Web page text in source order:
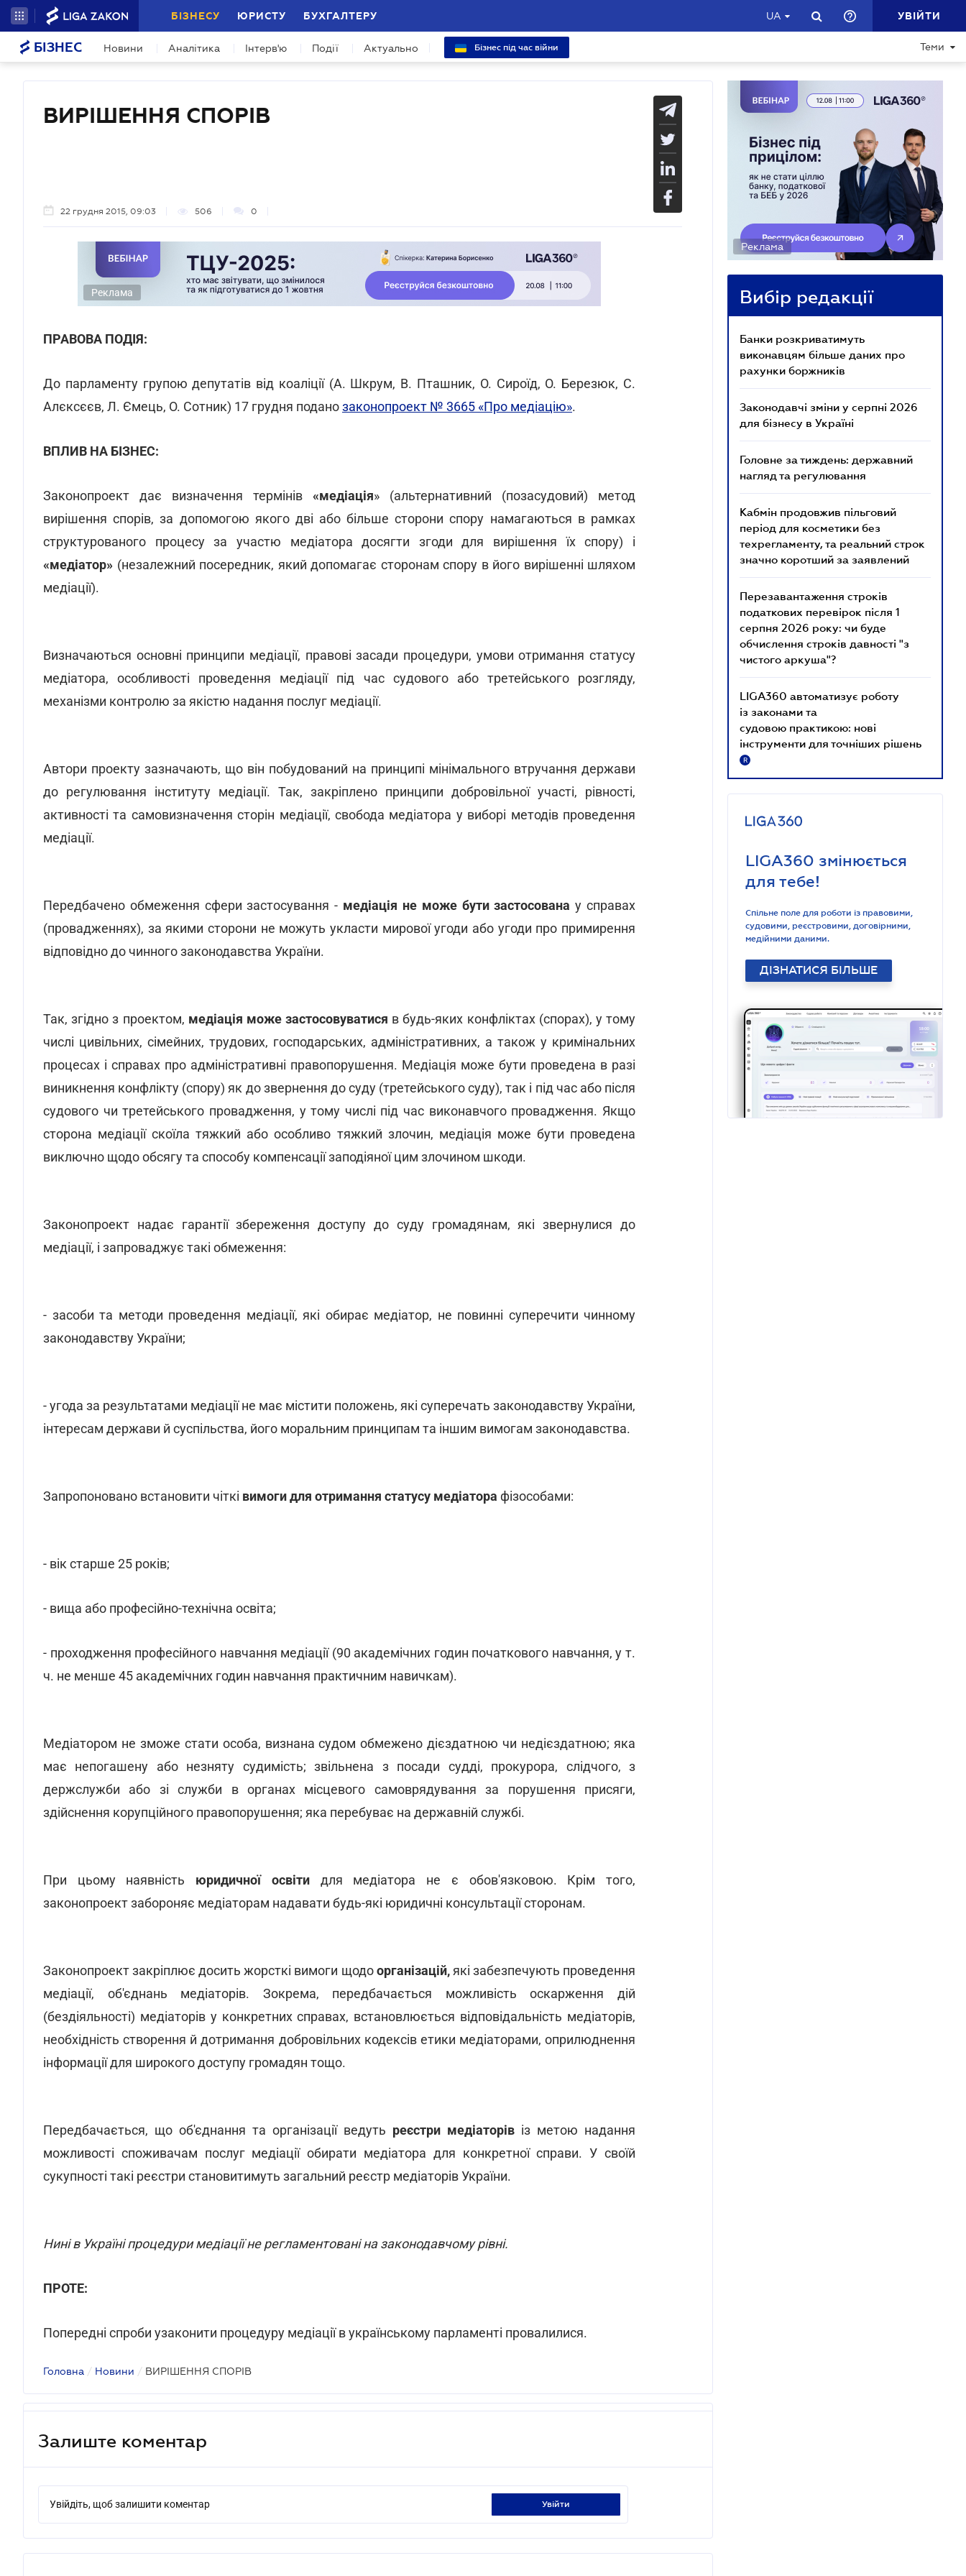
БІЗНЕСУ ЮРИСТУ БУХГАЛТЕРУ UA УВІЙТИ
БІЗНЕС Новини Аналітика Інтерв'ю Події Актуально Бізнес під час війни Теми
ВИРІШЕННЯ СПОРІВ
22 грудня 2015, 09:03 506 0
Реклама
ПРАВОВА ПОДІЯ:
До парламенту групою депутатів від коаліції (А. Шкрум, В. Пташник, О. Сироїд, О. Березюк, С.
Алєксєєв, Л. Ємець, О. Сотник) 17 грудня поданозаконопроект № 3665 «Про медіацію».
ВПЛИВ НА БІЗНЕС:
Законопроект дає визначення термінів «медіація» (альтернативний (позасудовий) метод
вирішення спорів, за допомогою якого дві або більше сторони спору намагаються в рамках
структурованого процесу за участю медіатора досягти згоди для вирішення їх спору) і
«медіатор» (незалежний посередник, який допомагає сторонам спору в його вирішенні шляхом
медіації).
Визначаються основні принципи медіації, правові засади процедури, умови отримання статусу
медіатора, особливості проведення медіації під час судового або третейського розгляду,
механізми контролю за якістю надання послуг медіації.
Автори проекту зазначають, що він побудований на принципі мінімального втручання держави
до регулювання інституту медіації. Так, закріплено принципи добровільної участі, рівності,
активності та самовизначення сторін медіації, свобода медіатора у виборі методів проведення
медіації.
Передбачено обмеження сфери застосування - медіація не може бути застосованау справах
(провадженнях), за якими сторони не можуть укласти мирової угоди або угоди про примирення
відповідно до чинного законодавства України.
Так, згідно з проектом, медіація може застосовуватися в будь-яких конфліктах (спорах), у тому
числі цивільних, сімейних, трудових, господарських, адміністративних, а також у кримінальних
процесах і справах про адміністративні правопорушення. Медіація може бути проведена в разі
виникнення конфлікту (спору) як до звернення до суду (третейського суду), так і під час або після
судового чи третейського провадження, у тому числі під час виконавчого провадження. Якщо
сторона медіації скоїла тяжкий або особливо тяжкий злочин, медіація може бути проведена
виключно щодо обсягу та способу компенсації заподіяної цим злочином шкоди.
Законопроект надає гарантії збереження доступу до суду громадянам, які звернулися до
медіації, і запроваджує такі обмеження:
- засоби та методи проведення медіації, які обирає медіатор, не повинні суперечити чинному
законодавству України;
- угода за результатами медіації не має містити положень, які суперечать законодавству України,
інтересам держави й суспільства, його моральним принципам та іншим вимогам законодавства.
Запропоновано встановити чіткі вимоги для отримання статусу медіатора фізособами:
- вік старше 25 років;
- вища або професійно-технічна освіта;
- проходження професійного навчання медіації (90 академічних годин початкового навчання, у т.
ч. не менше 45 академічних годин навчання практичним навичкам).
Медіатором не зможе стати особа, визнана судом обмежено дієздатною чи недієздатною; яка
має непогашену або незняту судимість; звільнена з посади судді, прокурора, слідчого, з
держслужби або зі служби в органах місцевого самоврядування за порушення присяги,
здійснення корупційного правопорушення; яка перебуває на державній службі.
При цьому наявність юридичної освітидля медіатора не є обов'язковою. Крім того,
законопроект забороняє медіаторам надавати будь-які юридичні консультації сторонам.
Законопроект закріплює досить жорсткі вимоги щодоорганізацій, які забезпечують проведення
медіації, об'єднань медіаторів. Зокрема, передбачається можливість оскарження дій
(бездіяльності) медіаторів у конкретних справах, встановлюється відповідальність медіаторів,
необхідність створення й дотримання добровільних кодексів етики медіаторами, оприлюднення
інформації для широкого доступу громадян тощо.
Передбачається, що об'єднання та організації ведуть реєстри медіаторів із метою надання
можливості споживачам послуг медіації обирати медіатора для конкретної справи. У своїй
сукупності такі реєстри становитимуть загальний реєстр медіаторів України.
Нині в Україні процедури медіації не регламентовані на законодавчому рівні.
ПРОТЕ:
Попередні спроби узаконити процедуру медіації в українському парламенті провалилися.
Головна / Новини / ВИРІШЕННЯ СПОРІВ
Залиште коментар
Увійдіть, щоб залишити коментар увійти
Реклама
Вибір редакції
Банки розкриватимуть
виконавцям більше даних про
рахунки боржників
Законодавчі зміни у серпні 2026
для бізнесу в Україні
Головне за тиждень: державний
нагляд та регулювання
Кабмін продовжив пільговий
період для косметики без
техрегламенту, та реальний строк
значно коротший за заявлений
Перезавантаження строків
податкових перевірок після 1
серпня 2026 року: чи буде
обчислення строків давності "з
чистого аркуша"?
LIGA360 автоматизує роботу
із законами та
судовою практикою: нові
інструменти для точніших рішень
R
LIGA360 змінюється
для тебе!
Спільне поле для роботи із правовими,
судовими, реєстровими, договірними,
медійними даними.
ДІЗНАТИСЯ БІЛЬШЕ